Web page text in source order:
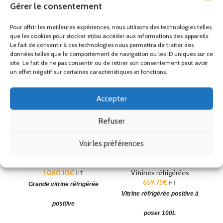
Gérer le consentement
Pour offrir les meilleures expériences, nous utilisons des technologies telles
que les cookies pour stocker et/ou accéder aux informations des appareils.
Le fait de consentir à ces technologies nous permettra de traiter des
données telles que le comportement de navigation ou les ID uniques sur ce
site. Le fait de ne pas consentir ou de retirer son consentement peut avoir
un effet négatif sur certaines caractéristiques et fonctions.
Accepter
Refuser
Voir les préférences
porte incurvée 235L Polar
1,060.10€ HT
Grande vitrine réfrigérée
positive
horizontale de comptoir
Vitrines réfrigérées
659.75€ HT
Vitrine réfrigérée positive à
poser 100L